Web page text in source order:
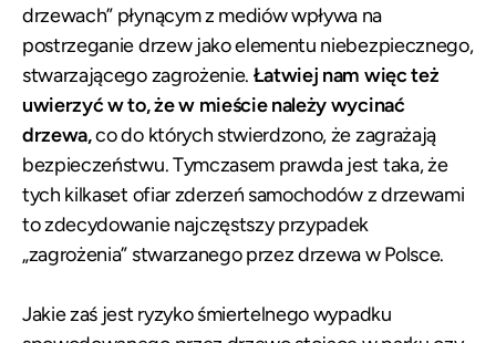
drzewach” płynącym z mediów wpływa na
postrzeganie drzew jako elementu niebezpiecznego,
stwarzającego zagrożenie. Łatwiej nam więc też
uwierzyć w to, że w mieście należy wycinać
drzewa,co do których stwierdzono, że zagrażają
bezpieczeństwu. Tymczasem prawda jest taka, że
tych kilkaset ofiar zderzeń samochodów z drzewami
to zdecydowanie najczęstszy przypadek
„zagrożenia” stwarzanego przez drzewa w Polsce.
Jakie zaś jest ryzyko śmiertelnego wypadku